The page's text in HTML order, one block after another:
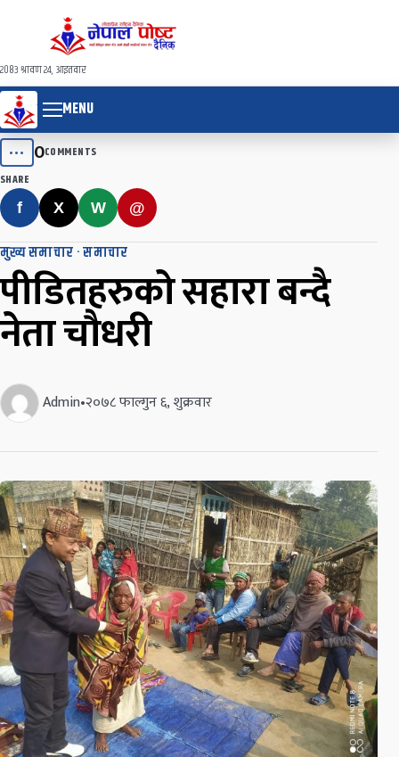
२०८३ श्रावण २४, आइतवार
MENU
••• 0COMMENTS
SHARE
f X W @
मुख्य समाचार ·समाचार
पीडितहरुको सहारा बन्दै
नेता चौधरी
Admin•२०७८ फाल्गुन ६, शुक्रवार